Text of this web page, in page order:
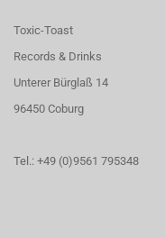
Toxic-Toast
Records & Drinks
Unterer Bürglaß 14
96450 Coburg
Tel.: +49 (0)9561 795348